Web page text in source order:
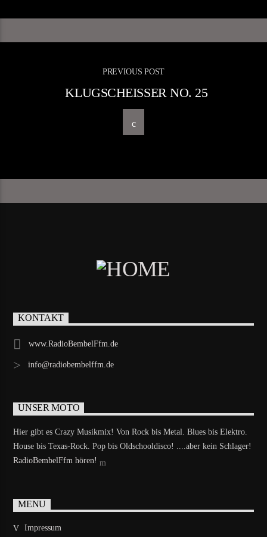
PREVIOUS POST
KLUGSCHEISSER NO. 25
KONTAKT
www.RadioBembelFfm.de
info@radiobembelffm.de
UNSER MOTO
Hier gibt es Crazy Musikmix! Von Rock bis Metal. Blues bis Elektro.
House bis Texas-Rock. Pop bis Oldschooldisco! ....aber kein Schlager!
RadioBembelFfm hören!
MENU
Impressum